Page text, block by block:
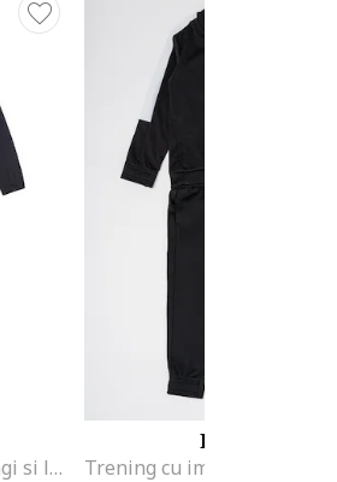
Trening cu pantaloni lungi si logo, Albastru ultramarin
PUMA